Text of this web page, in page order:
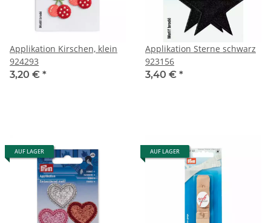
Applikation Kirschen, klein
924293
3,20 € *
Applikation Sterne schwarz
923156
3,40 € *
AUF LAGER AUF LAGER